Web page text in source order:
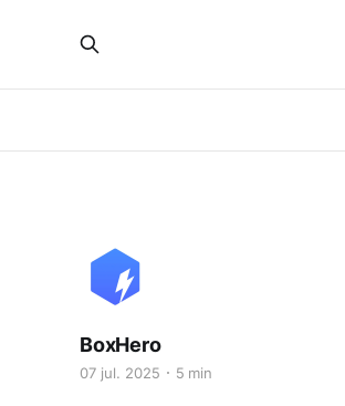
BoxHero
07 jul. 2025 5 min